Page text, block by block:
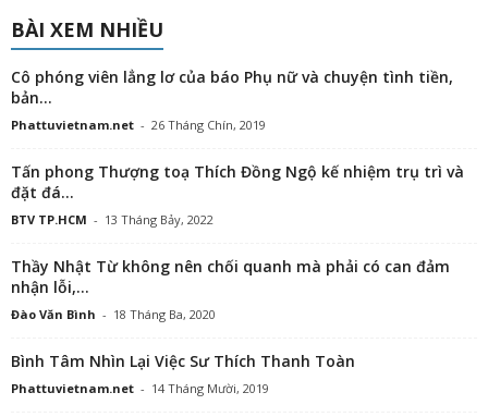
BÀI XEM NHIỀU
Cô phóng viên lẳng lơ của báo Phụ nữ và chuyện tình tiền,
bản...
Phattuvietnam.net - 26 Tháng Chín, 2019
Tấn phong Thượng toạ Thích Đồng Ngộ kế nhiệm trụ trì và
đặt đá...
BTV TP.HCM - 13 Tháng Bảy, 2022
Thầy Nhật Từ không nên chối quanh mà phải có can đảm
nhận lỗi,...
Đào Văn Bình - 18 Tháng Ba, 2020
Bình Tâm Nhìn Lại Việc Sư Thích Thanh Toàn
Phattuvietnam.net - 14 Tháng Mười, 2019